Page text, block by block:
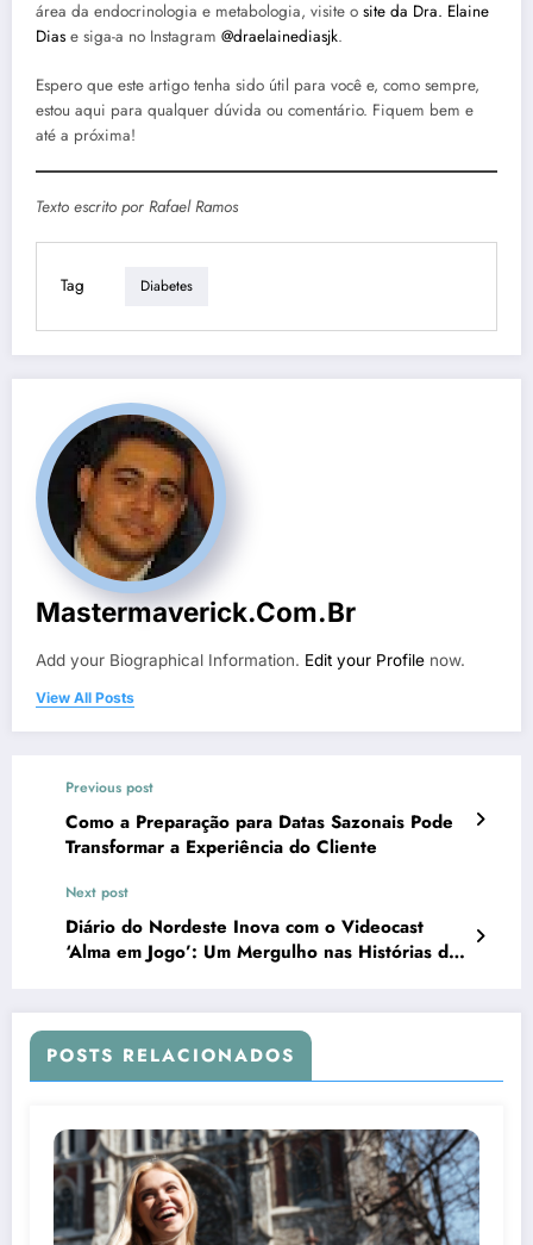
área da endocrinologia e metabologia, visite o site da Dra. Elaine
Dias e siga-a no Instagram @draelainediasjk.
Espero que este artigo tenha sido útil para você e, como sempre,
estou aqui para qualquer dúvida ou comentário. Fiquem bem e
até a próxima!
Texto escrito por Rafael Ramos
Tag Diabetes
Mastermaverick.com.br
Add your Biographical Information. Edit your Profile now.
View All Posts
Previous post
Como a Preparação para Datas Sazonais Pode
Transformar a Experiência do Cliente
Next post
Diário do Nordeste Inova com o Videocast
‘Alma em Jogo’: Um Mergulho nas Histórias dos
POSTS RELACIONADOS